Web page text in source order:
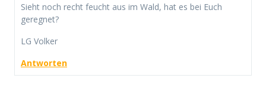
Sieht noch recht feucht aus im Wald, hat es bei Euch
geregnet?
LG Volker
Antworten